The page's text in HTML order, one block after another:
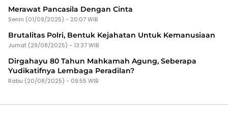
Merawat Pancasila Dengan Cinta
Senin (01/09/2025) - 20:07 WIB
Brutalitas Polri, Bentuk Kejahatan Untuk Kemanusiaan
Jumat (29/08/2025) - 13:37 WIB
Dirgahayu 80 Tahun Mahkamah Agung, Seberapa
Yudikatifnya Lembaga Peradilan?
Rabu (20/08/2025) - 09:55 WIB